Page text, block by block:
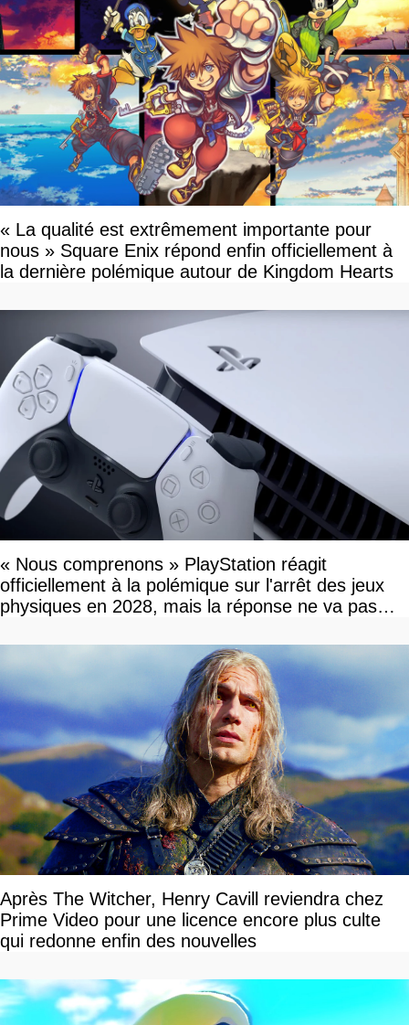
« La qualité est extrêmement importante pour
nous » Square Enix répond enfin officiellement à
la dernière polémique autour de Kingdom Hearts
« Nous comprenons » PlayStation réagit
officiellement à la polémique sur l'arrêt des jeux
physiques en 2028, mais la réponse ne va pas
Après The Witcher, Henry Cavill reviendra chez
Prime Video pour une licence encore plus culte
qui redonne enfin des nouvelles